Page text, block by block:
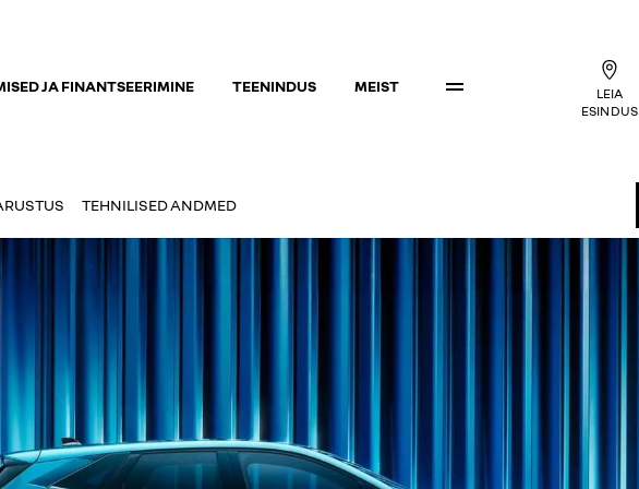
LEIA
ESINDUS
JA FINANTSEERIMINE TEENINDUS MEIST
TEHNILISED ANDMED